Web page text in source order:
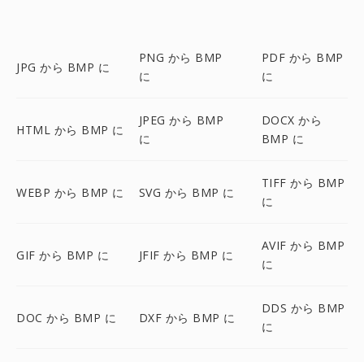
JPG から BMP に
PNG から BMP
に
PDF から BMP
に
HTML から BMP に
JPEG から BMP
に
DOCX から
BMP に
WEBP から BMP に SVG から BMP に
TIFF から BMP
に
GIF から BMP に JFIF から BMP に
AVIF から BMP
に
DOC から BMP に DXF から BMP に
DDS から BMP
に